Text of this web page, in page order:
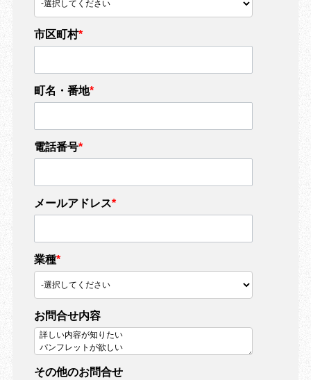
市区町村*
町名・番地*
電話番号*
メールアドレス*
業種*
お問合せ内容
その他のお問合せ